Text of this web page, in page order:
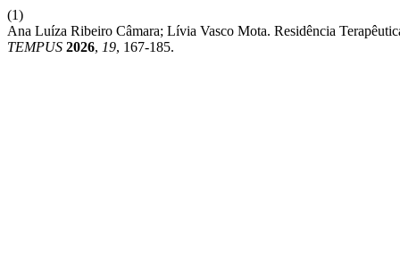
(1)
Ana Luíza Ribeiro Câmara; Lívia Vasco Mota. Residência
TEMPUS 2026, 19, 167-185.